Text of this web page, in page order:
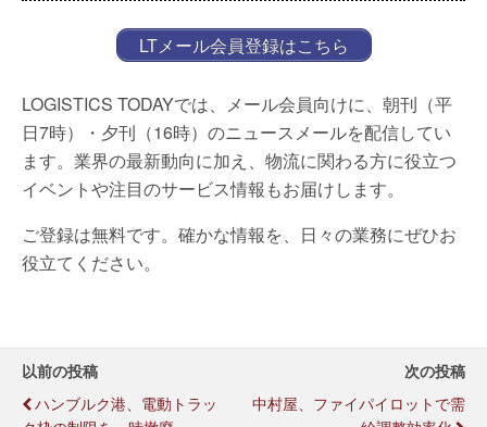
LTメール会員登録はこちら
LOGISTICS TODAYでは、メール会員向けに、朝刊（平
日7時）・夕刊（16時）のニュースメールを配信してい
ます。業界の最新動向に加え、物流に関わる方に役立つ
イベントや注目のサービス情報もお届けします。
ご登録は無料です。確かな情報を、日々の業務にぜひお
役立てください。
以前の投稿
ハンブルク港、電動トラッ
次の投稿
中村屋、ファイパイロットで需